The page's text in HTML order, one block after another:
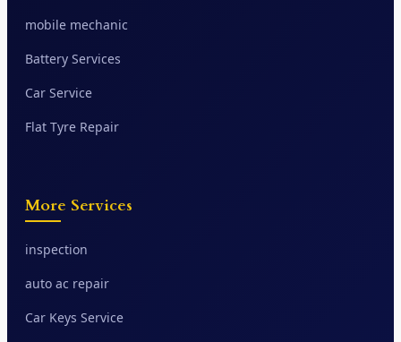
mobile mechanic
Battery Services
Car Service
Flat Tyre Repair
More Services
inspection
auto ac repair
Car Keys Service